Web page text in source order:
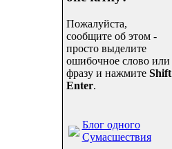
Пожалуйста,
сообщите об этом -
просто выделите
ошибочное слово или
фразу и нажмите Shift
Enter.
Блог одного
Сумасшествия